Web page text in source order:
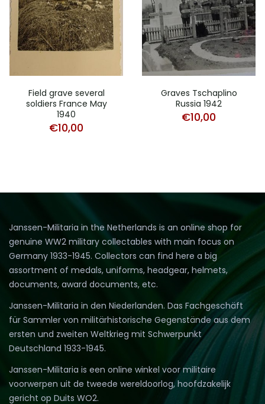
Field grave several
soldiers France May
1940
€10,00
Graves Tschaplino
Russia 1942
€10,00
Janssen-Militaria in the Netherlands is an online shop for
genuine WW2 military collectables with main focus on
Germany 1933-1945. Collectors can find here a big
assortment of medals, uniforms, headgear, helmets,
documents, award documents, etc.
Janssen-Militaria in den Niederlanden. Das Fachgeschäft
für Sammler von militärhistorische Gegenstände aus dem
ersten und zweiten Weltkrieg mit Schwerpunkt
Deutschland 1933-1945.
Janssen-Militaria is een online winkel voor militaire
voorwerpen uit de tweede wereldoorlog, hoofdzakelijk
gericht op Duits WO2.